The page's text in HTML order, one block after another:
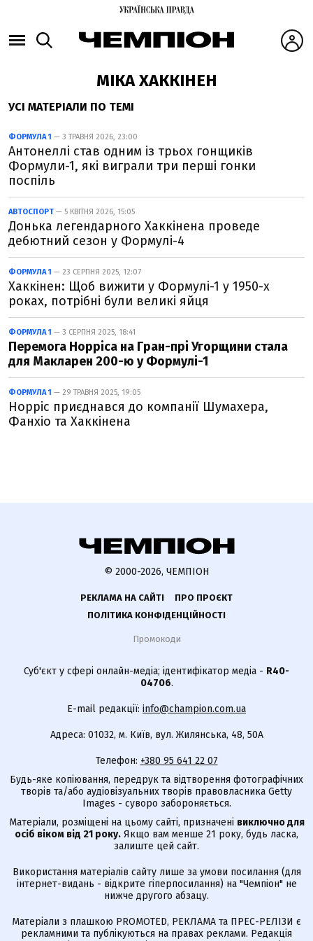
МІКА ХАККІНЕН
УСІ МАТЕРІАЛИ ПО ТЕМІ
ФОРМУЛА 1 — 3 ТРАВНЯ 2026, 23:00
Антонеллі став одним із трьох гонщиків
Формули-1, які виграли три перші гонки
поспіль
АВТОСПОРТ — 5 КВІТНЯ 2026, 15:05
Донька легендарного Хаккінена проведе
дебютний сезон у Формулі-4
ФОРМУЛА 1 — 23 СЕРПНЯ 2025, 12:07
Хаккінен: Щоб вижити у Формулі-1 у 1950-х
роках, потрібні були великі яйця
ФОРМУЛА 1 — 3 СЕРПНЯ 2025, 18:41
Перемога Норріса на Гран-прі Угорщини стала
для Макларен 200-ю у Формулі-1
ФОРМУЛА 1 — 29 ТРАВНЯ 2025, 19:05
Норріс приєднався до компанії Шумахера,
Фанхіо та Хаккінена
© 2000-2026, ЧЕМПІОН
РЕКЛАМА НА САЙТІ
ПРО ПРОЄКТ
ПОЛІТИКА КОНФІДЕНЦІЙНОСТІ
Промокоди
Суб'єкт у сфері онлайн-медіа; ідентифікатор медіа - R40-
04706.
E-mail редакції: info@champion.com.ua
Адреса: 01032, м. Київ, вул. Жилянська, 48, 50А
Телефон: +380 95 641 22 07
Будь-яке копіювання, передрук та відтворення фотографічних
творів та/або аудіовізуальних творів правовласника Getty
Images - суворо забороняється.
Матеріали, розміщені на цьому сайті, призначені виключно для
осіб віком від 21 року. Якщо вам менше 21 року, будь ласка,
залиште цей сайт.
Використання матеріалів сайту лише за умови посилання (для
інтернет-видань - відкрите гіперпосилання) на "Чемпіон" не
нижче другого абзацу.
Матеріали з плашкою PROMOTED, РЕКЛАМА та ПРЕС-РЕЛІЗИ є
рекламними та публікуються на правах реклами. Редакція